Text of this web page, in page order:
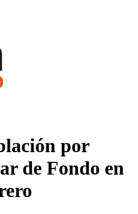
por
de Fondo en